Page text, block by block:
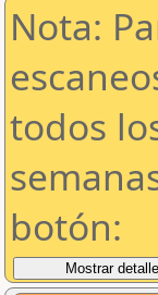
Nota:
todos
botón: